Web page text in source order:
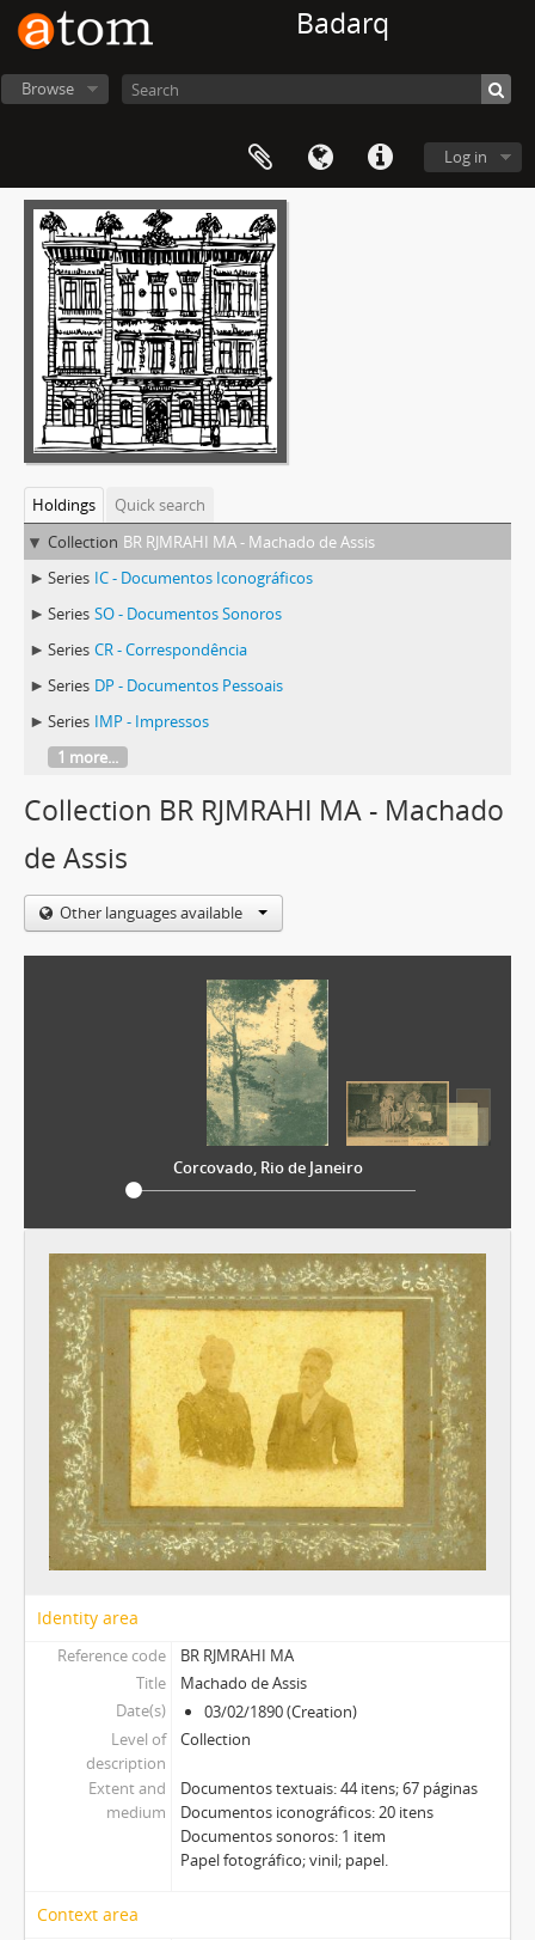
Badarq
Browse
Log in
Holdings
Quick search
Collection BR RJMRAHI MA - Machado de Assis
Series IC - Documentos Iconográficos
Series SO - Documentos Sonoros
Series CR - Correspondência
Series DP - Documentos Pessoais
Series IMP - Impressos
1 more...
Collection BR RJMRAHI MA - Machado
de Assis
Other languages available
Corcovado, Rio de Janeiro
Identity area
Reference code
BR RJMRAHI MA
Title
Machado de Assis
Date(s)
03/02/1890 (Creation)
Level of
description
Collection
Extent and
medium
Documentos textuais: 44 itens; 67 páginas
Documentos iconográficos: 20 itens
Documentos sonoros: 1 item
Papel fotográfico; vinil; papel.
Context area